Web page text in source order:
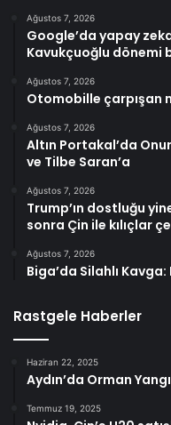
Ağustos 7, 2026
Google’da yapay
Kavukçuoğlu dönemi
Ağustos 7, 2026
Otomobille çarpışan
Ağustos 7, 2026
Altın Portakal’da
ve Tilbe Saran’a
Ağustos 7, 2026
Trump’ın dostluğu
sonra Çin ile kılıçlar
Ağustos 7, 2026
Biga’da Silahlı
Rastgele Haberler
Haziran 22, 2025
Aydın’da Orman
Temmuz 19, 2025